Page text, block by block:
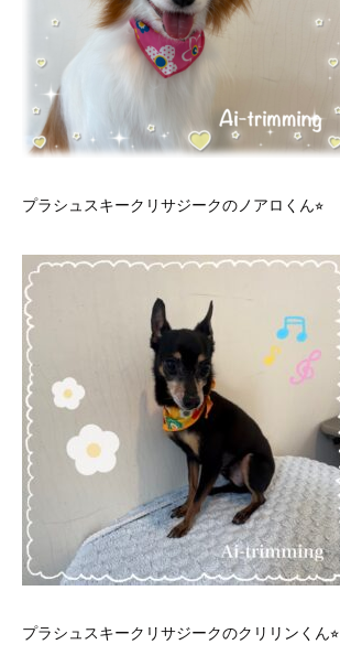
プラシュスキークリサジークのノアロくん⭐︎
プラシュスキークリサジークのクリリンくん⭐︎